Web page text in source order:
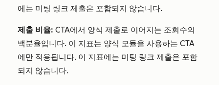
에는 미팅 링크 제출은 포함되지 않습니다.
제출 비율: CTA에서 양식 제출로 이어지는 조회수의
백분율입니다. 이 지표는 양식 모듈을 사용하는 CTA
에만 적용됩니다. 이 지표에는 미팅 링크 제출은 포함
되지 않습니다.